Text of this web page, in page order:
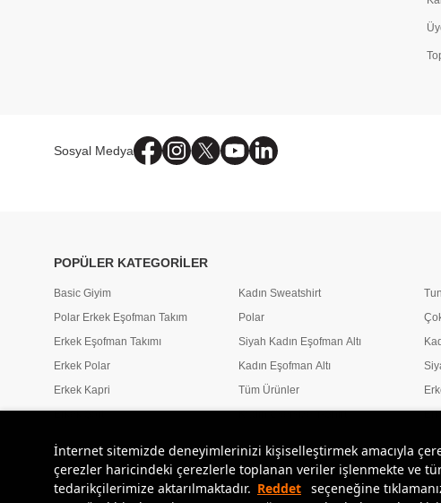
İnternet sitemizde deneyimlerinizi kişiselleştirmek amacıyla
çerezler haricindeki çerezlerle toplanan veriler işlenmekte ve
tedarikçilerimize aktarılmaktadır. Reddet seçeneğine
Sosyal Medya
POPÜLER KATEGORİLER
Basic Giyim
Polar Erkek Eşofman Takım
Erkek Eşofman Takımı
Erkek Polar
Erkek Kapri
Erkek Şort
Kadın Sweatshirt
Polar
Siyah Kadın Eşofman Altı
Kadın Eşofman Altı
Tüm Ürünler
Kadın Oversize T-Shirt